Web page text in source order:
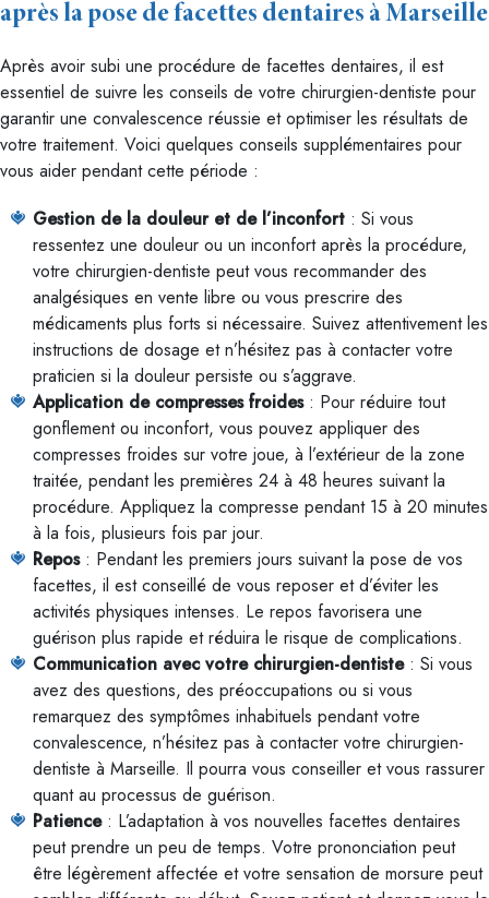
après la pose de facettes dentaires à Marseille
Après avoir subi une procédure de facettes dentaires, il est
essentiel de suivre les conseils de votre chirurgien-dentiste pour
garantir une convalescence réussie et optimiser les résultats de
votre traitement. Voici quelques conseils supplémentaires pour
vous aider pendant cette période :
Gestion de la douleur et de l’inconfort : Si vous
ressentez une douleur ou un inconfort après la procédure,
votre chirurgien-dentiste peut vous recommander des
analgésiques en vente libre ou vous prescrire des
médicaments plus forts si nécessaire. Suivez attentivement les
instructions de dosage et n’hésitez pas à contacter votre
praticien si la douleur persiste ou s’aggrave.
Application de compresses froides: Pour réduire tout
gonflement ou inconfort, vous pouvez appliquer des
compresses froides sur votre joue, à l’extérieur de la zone
traitée, pendant les premières 24 à 48 heures suivant la
procédure. Appliquez la compresse pendant 15 à 20 minutes
à la fois, plusieurs fois par jour.
Repos: Pendant les premiers jours suivant la pose de vos
facettes, il est conseillé de vous reposer et d’éviter les
activités physiques intenses. Le repos favorisera une
guérison plus rapide et réduira le risque de complications.
Communication avec votre chirurgien-dentiste: Si vous
avez des questions, des préoccupations ou si vous
remarquez des symptômes inhabituels pendant votre
convalescence, n’hésitez pas à contacter votre chirurgien-
dentiste à Marseille. Il pourra vous conseiller et vous rassurer
quant au processus de guérison.
Patience: L’adaptation à vos nouvelles facettes dentaires
peut prendre un peu de temps. Votre prononciation peut
être légèrement affectée et votre sensation de morsure peut